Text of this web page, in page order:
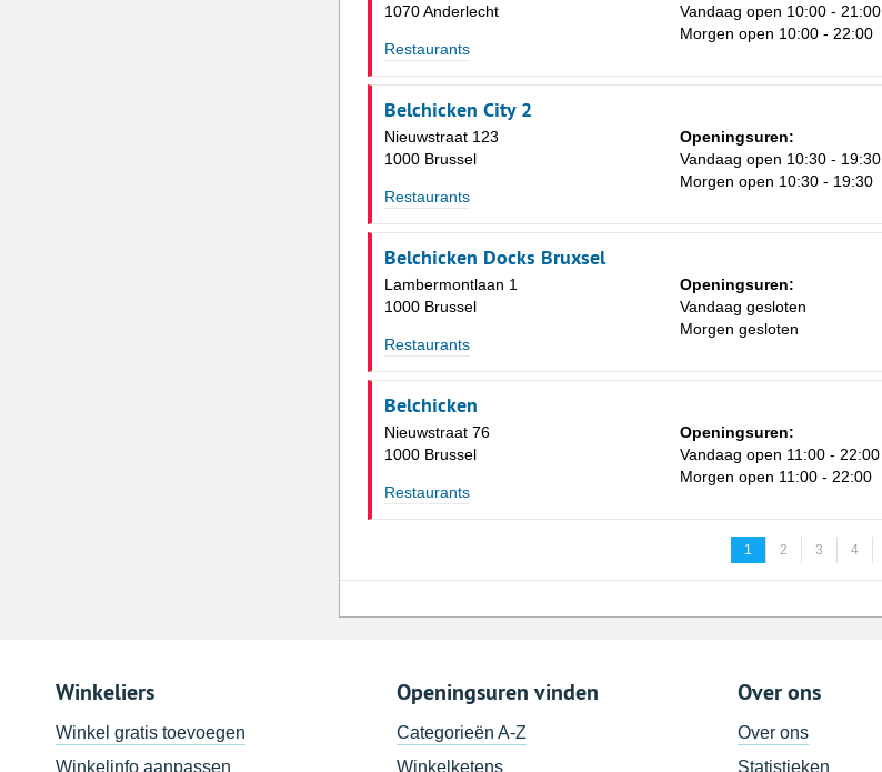
1070 Anderlecht
Restaurants
Vandaag open 10:00 - 21:00
Morgen open 10:00 - 22:00
Belchicken City 2
Nieuwstraat 123
1000 Brussel
Restaurants
Openingsuren:
Vandaag open 10:30 - 19:30
Morgen open 10:30 - 19:30
Belchicken Docks Bruxsel
Lambermontlaan 1
1000 Brussel
Restaurants
Openingsuren:
Vandaag gesloten
Morgen gesloten
Belchicken
Nieuwstraat 76
1000 Brussel
Restaurants
Openingsuren:
Vandaag open 11:00 - 22:00
Morgen open 11:00 - 22:00
1 2 3 4
Winkeliers
Winkel gratis toevoegen
Winkelinfo aanpassen
Openingsuren vinden
Categorieën A-Z
Winkelketens
Over ons
Over ons
Statistieken